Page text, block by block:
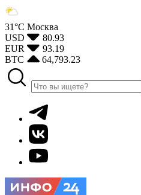
31°С Москва
USD
80.93
EUR
93.19
BTC
64,793.23